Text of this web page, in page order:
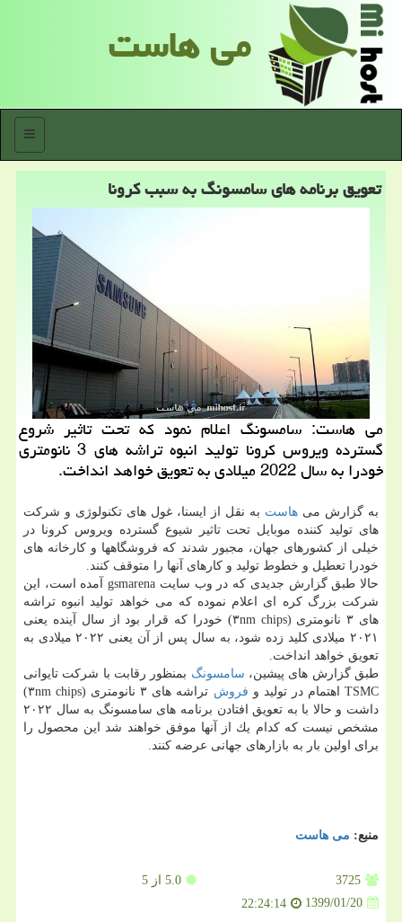
می هاست
منو
تعویق برنامه های سامسونگ به سبب كرونا
می هاست: سامسونگ اعلام نمود كه تحت تاثیر شروع
گسترده ویروس كرونا تولید انبوه تراشه های 3 نانومتری
خودرا به سال 2022 میلادی به تعویق خواهد انداخت.
به گزارش می هاست به نقل از ایسنا، غول های تكنولوژی و شركت
های تولید كننده موبایل تحت تاثیر شیوع گسترده ویروس كرونا در
خیلی از كشورهای جهان، مجبور شدند كه فروشگاهها و كارخانه های
خودرا تعطیل و خطوط تولید و كارهای آنها را متوقف كنند.
حالا طبق گزارش جدیدی كه در وب سایت gsmarena آمده است، این
شركت بزرگ كره ای اعلام نموده كه می خواهد تولید انبوه تراشه
های ۳ نانومتری (۳nm chips) خودرا كه قرار بود از سال آینده یعنی
۲۰۲۱ میلادی كلید زده شود، به سال پس از آن یعنی ۲۰۲۲ میلادی به
تعویق خواهد انداخت.
طبق گزارش های پیشین، سامسونگ بمنظور رقابت با شركت تایوانی
TSMC اهتمام در تولید و
فروش
تراشه های ۳ نانومتری (۳nm chips)
داشت و حالا با به تعویق افتادن برنامه های سامسونگ به سال ۲۰۲۲
مشخص نیست كه كدام یك از آنها موفق خواهند شد این محصول را
برای اولین بار به بازارهای جهانی عرضه كنند.
منبع: می هاست
3725
5.0 از 5
1399/01/20
22:24:14